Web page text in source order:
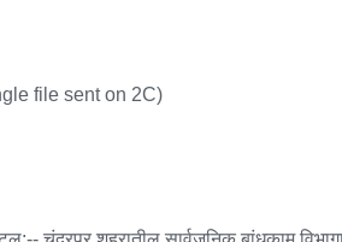
file sent on 2C)